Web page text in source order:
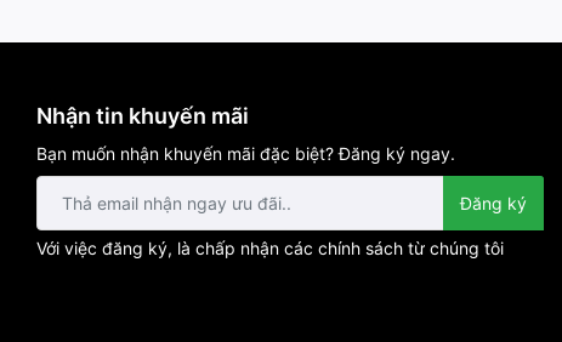
Nhận tin khuyến mãi
Bạn muốn nhận khuyến mãi đặc biệt? Đăng ký ngay.
Đăng ký
Với việc đăng ký, là chấp nhận các chính sách từ chúng tôi